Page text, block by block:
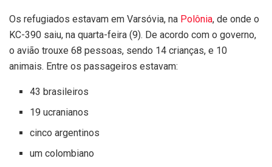
Os refugiados estavam em Varsóvia, na Polônia, de onde o
KC-390 saiu, na quarta-feira (9). De acordo com o governo,
o avião trouxe 68 pessoas, sendo 14 crianças, e 10
animais. Entre os passageiros estavam:
43 brasileiros
19 ucranianos
cinco argentinos
um colombiano